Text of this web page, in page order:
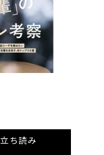
立ち読み